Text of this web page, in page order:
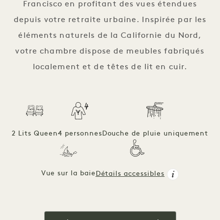
Francisco en profitant des vues étendues
depuis votre retraite urbaine. Inspirée par les
éléments naturels de la Californie du Nord,
votre chambre dispose de meubles fabriqués
localement et de têtes de lit en cuir.
2 Lits Queen4 personnesDouche de pluie uniquement
Vue sur la baie Détails accessibles